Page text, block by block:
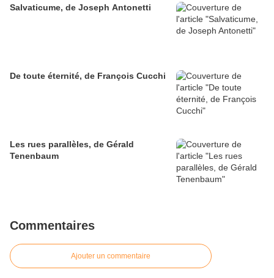
Salvaticume, de Joseph Antonetti
De toute éternité, de François Cucchi
Les rues parallèles, de Gérald
Tenenbaum
Commentaires
Ajouter un commentaire